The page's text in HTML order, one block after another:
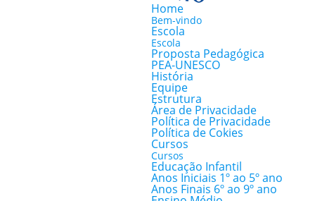
Home
Bem-vindo
Escola
Escola
Proposta Pedagógica
PEA-UNESCO
História
Equipe
Estrutura
Área de Privacidade
Política de Privacidade
Política de Cokies
Cursos
Cursos
Educação Infantil
Anos Iniciais 1º ao 5º ano
Anos Finais 6º ao 9º ano